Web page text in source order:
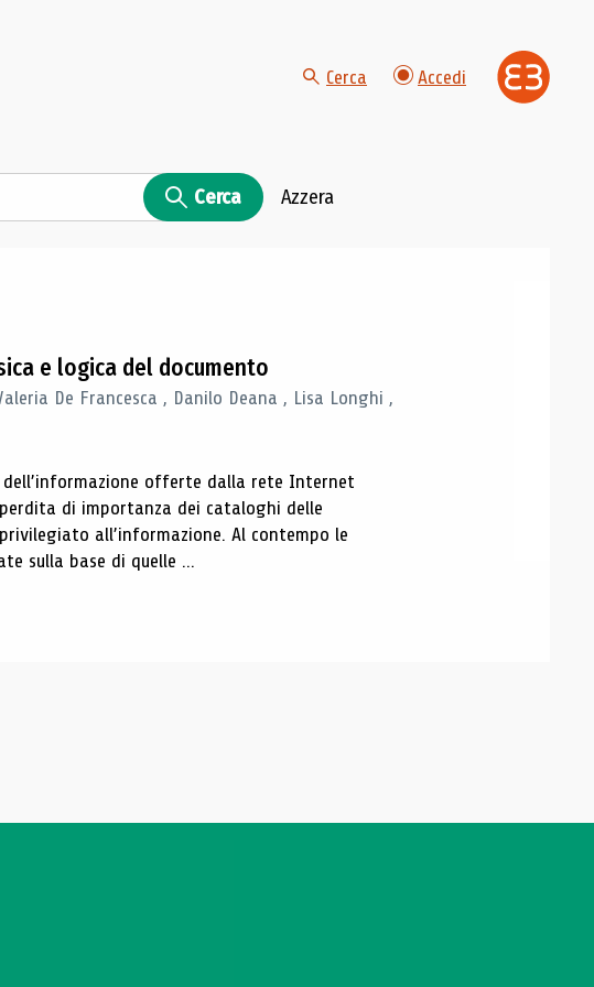
Cerca Accedi
Cerca Azzera
e logica del documento
De Francesca , Danilo Deana , Lisa Longhi ,
dell’informazione offerte dalla rete Internet
di importanza dei cataloghi delle
all’informazione. Al contempo le
sulla base di quelle ...